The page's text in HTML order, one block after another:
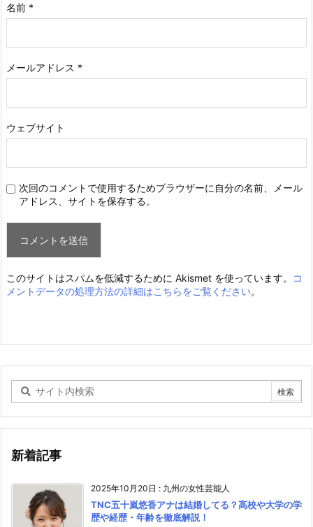
名前 *
メールアドレス *
ウェブサイト
次回のコメントで使用するためブラウザーに自分の名前、メール
アドレス、サイトを保存する。
このサイトはスパムを低減するために Akismet を使っています。
コ
メントデータの処理方法の詳細はこちらをご覧ください。
新着記事
2025年10月20日 : 九州の女性芸能人
TNC五十嵐悠香アナは結婚してる？高校や大学の学
歴や経歴・年齢を徹底解説！